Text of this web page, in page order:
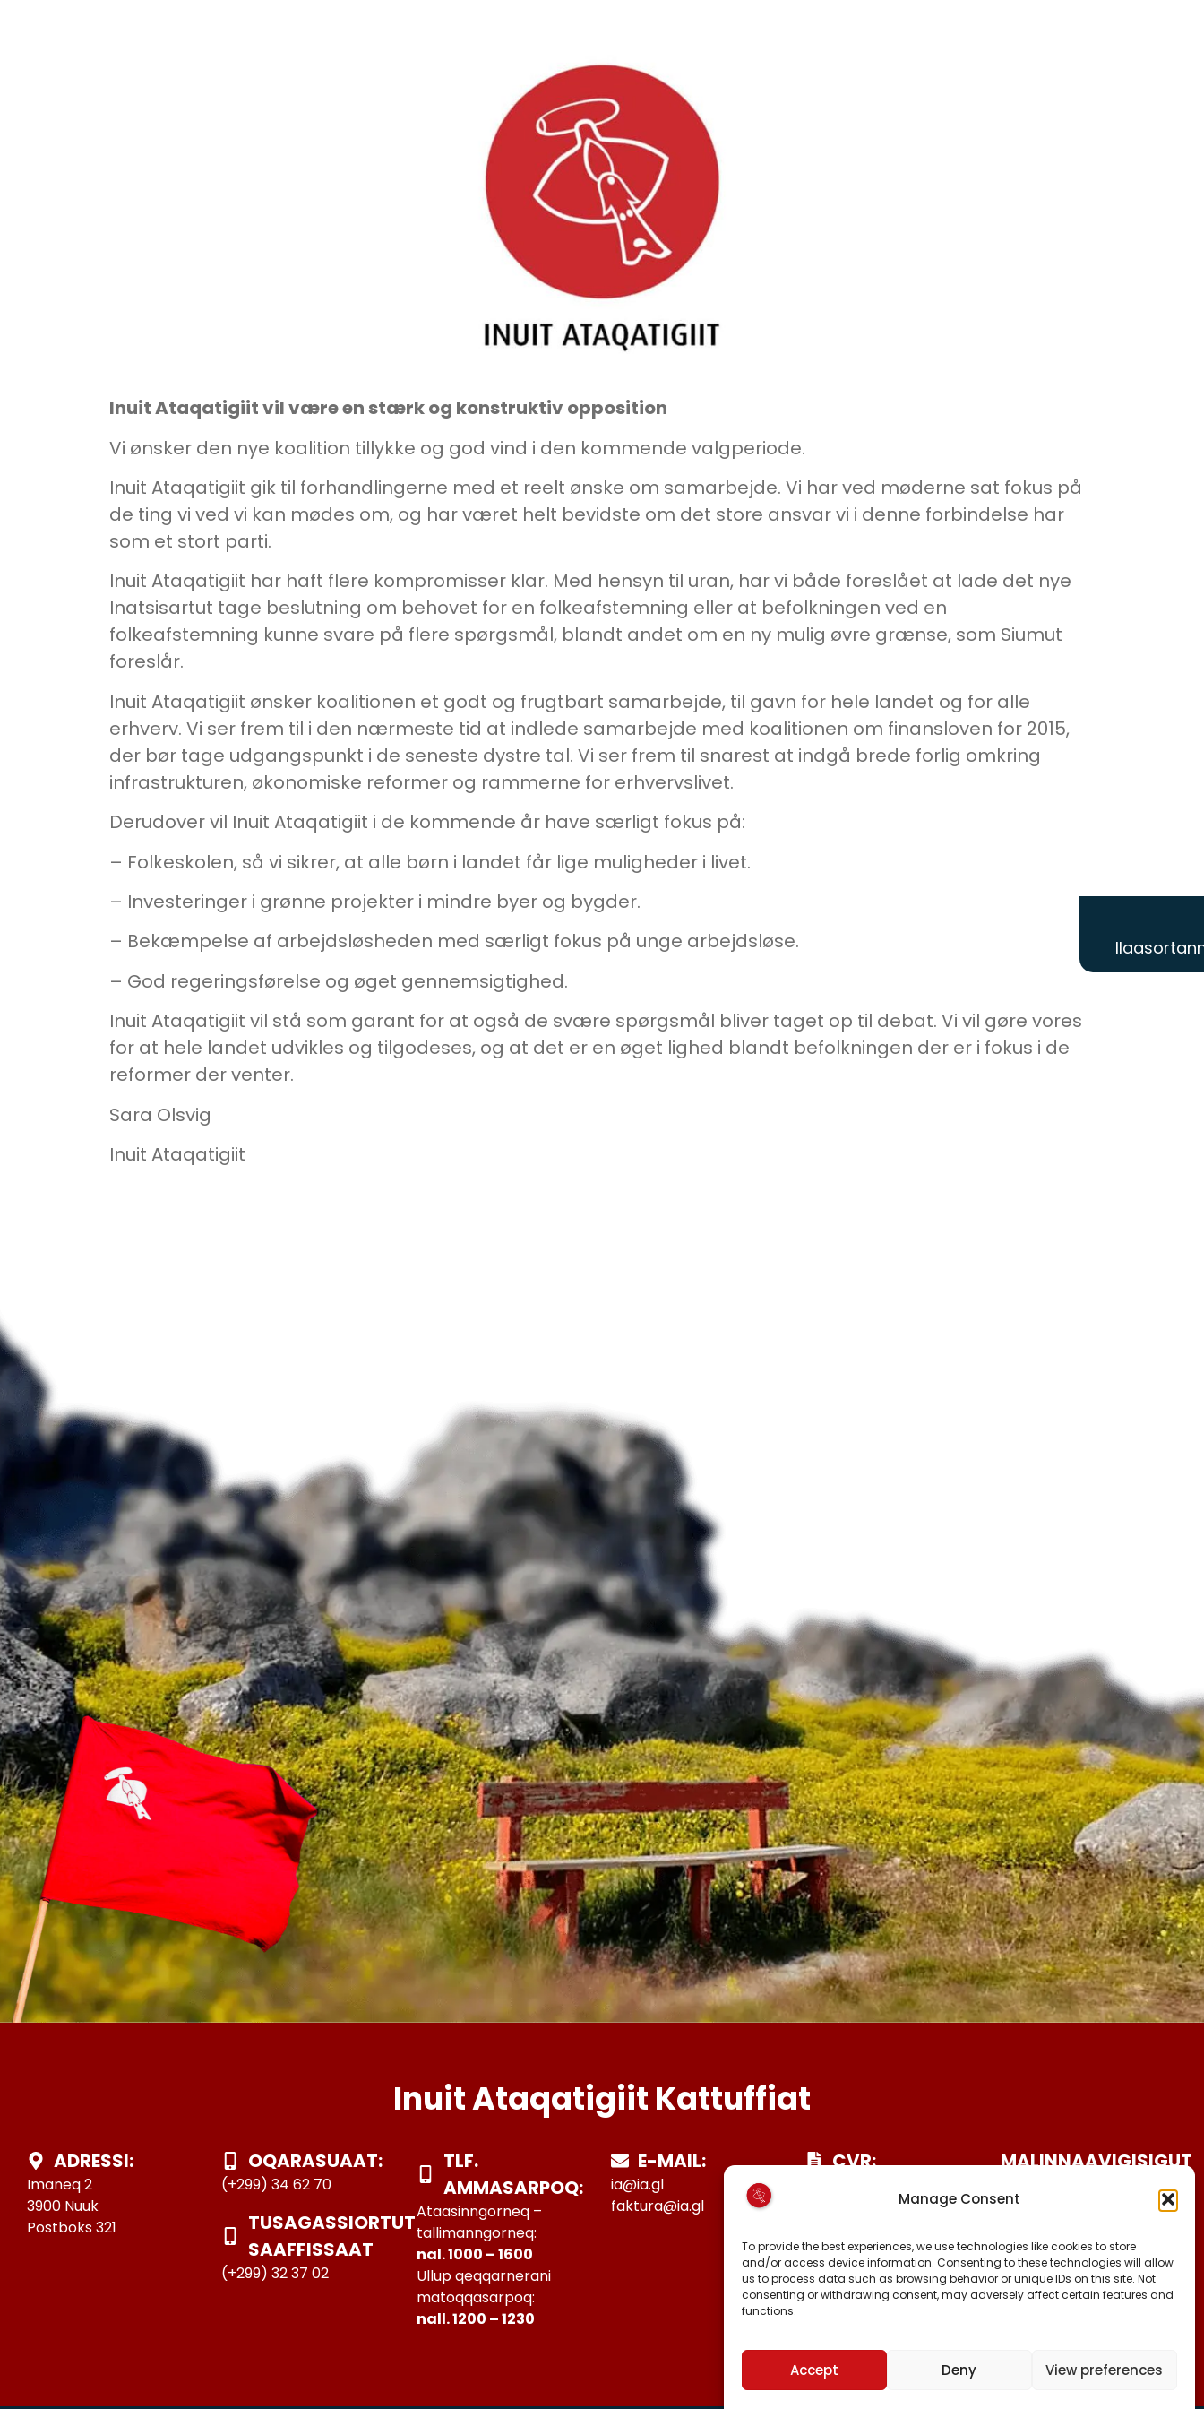
Manage Consent
To provide the best experiences, we use technologies like cookies to store
and/or access device information. Consenting to these technologies will allow
us to process data such as browsing behavior or unique IDs on this site. Not
consenting or withdrawing consent, may adversely affect certain features and
functions.
Accept Deny View preferences
Inuit Ataqatigiit vil være en stærk og konstruktiv opposition
Vi ønsker den nye koalition tillykke og god vind i den kommende valgperiode.
Inuit Ataqatigiit gik til forhandlingerne med et reelt ønske om samarbejde. Vi har ved møderne sat fokus på
de ting vi ved vi kan mødes om, og har været helt bevidste om det store ansvar vi i denne forbindelse har
som et stort parti.
Inuit Ataqatigiit har haft flere kompromisser klar. Med hensyn til uran, har vi både foreslået at lade det nye
Inatsisartut tage beslutning om behovet for en folkeafstemning eller at befolkningen ved en
folkeafstemning kunne svare på flere spørgsmål, blandt andet om en ny mulig øvre grænse, som Siumut
foreslår.
Inuit Ataqatigiit ønsker koalitionen et godt og frugtbart samarbejde, til gavn for hele landet og for alle
erhverv. Vi ser frem til i den nærmeste tid at indlede samarbejde med koalitionen om finansloven for 2015,
der bør tage udgangspunkt i de seneste dystre tal. Vi ser frem til snarest at indgå brede forlig omkring
infrastrukturen, økonomiske reformer og rammerne for erhvervslivet.
Derudover vil Inuit Ataqatigiit i de kommende år have særligt fokus på:
– Folkeskolen, så vi sikrer, at alle børn i landet får lige muligheder i livet.
– Investeringer i grønne projekter i mindre byer og bygder.
– Bekæmpelse af arbejdsløsheden med særligt fokus på unge arbejdsløse.
– God regeringsførelse og øget gennemsigtighed.
Inuit Ataqatigiit vil stå som garant for at også de svære spørgsmål bliver taget op til debat. Vi vil gøre vores
for at hele landet udvikles og tilgodeses, og at det er en øget lighed blandt befolkningen der er i fokus i de
reformer der venter.
Sara Olsvig
Inuit Ataqatigiit
Inuit Ataqatigiit Kattuffiat
ADRESSI:
Imaneq 2
3900 Nuuk
Postboks 321
OQARASUAAT:
(+299) 34 62 70
TUSAGASSIORTUT
SAAFFISSAAT
(+299) 32 37 02
TLF.
AMMASARPOQ:
Ataasinngorneq –
tallimanngorneq:
nal. 1000 – 1600
Ullup qeqqarnerani
matoqqasarpoq:
nall. 1200 – 1230
E-MAIL:
ia@ia.gl
faktura@ia.gl
CVR:
6471-1511626
MALINNAAVIGISIGUT